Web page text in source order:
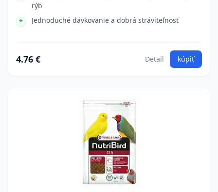
rýb
Jednoduché dávkovanie a dobrá stráviteľnosť
4.76 € Detail kúpiť